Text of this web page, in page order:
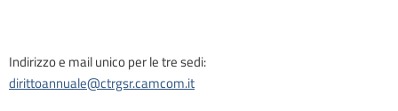
Indirizzo e mail unico per le tre sedi:
dirittoannuale@ctrgsr.camcom.it